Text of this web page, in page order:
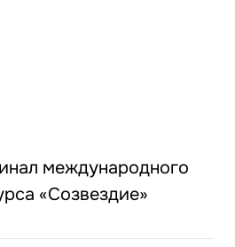
международного
«Созвездие»